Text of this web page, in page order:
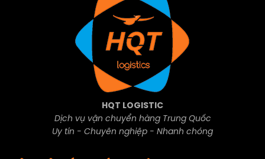
HQT LOGISTIC
Dịch vụ vận chuyển hàng Trung Quốc
Uy tín - Chuyên nghiệp - Nhanh chóng